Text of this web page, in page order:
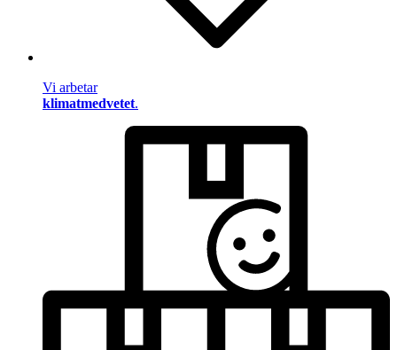
Vi arbetar
klimatmedvetet.